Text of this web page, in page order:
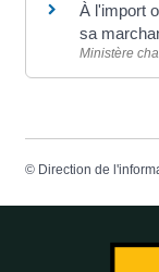
À l'import
sa
Ministère
© Direction de